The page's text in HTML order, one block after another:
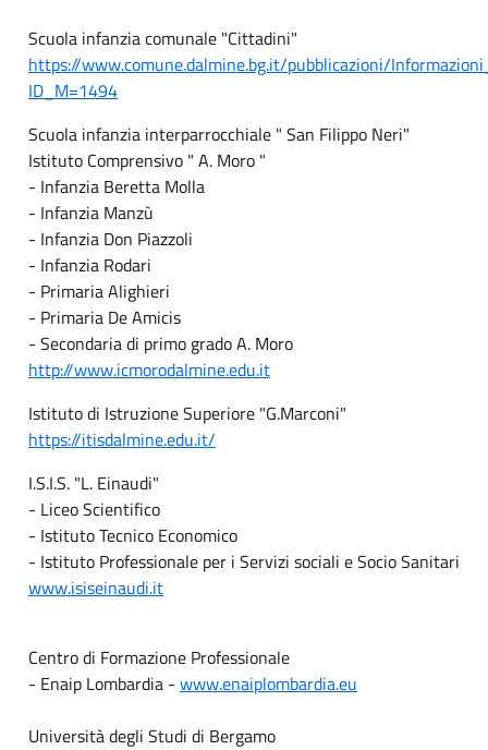
Scuola infanzia comunale "Cittadini"
https://www.comune.dalmine.bg.it/pubblicazioni/
ID_M=1494
Scuola infanzia interparrocchiale " San Filippo Neri"
Istituto Comprensivo " A. Moro "
- Infanzia Beretta Molla
- Infanzia Manzù
- Infanzia Don Piazzoli
- Infanzia Rodari
- Primaria Alighieri
- Primaria De Amicis
- Secondaria di primo grado A. Moro
http://www.icmorodalmine.edu.it
Istituto di Istruzione Superiore "G.Marconi"
https://itisdalmine.edu.it/
I.S.I.S. "L. Einaudi"
- Liceo Scientifico
- Istituto Tecnico Economico
- Istituto Professionale per i Servizi sociali e Socio Sanitari
www.isiseinaudi.it
Centro di Formazione Professionale
- Enaip Lombardia - www.enaiplombardia.eu
Università degli Studi di Bergamo